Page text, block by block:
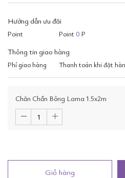
Hướng dẫn ưu đãi
Point Point 0 P
Thông tin giao hàng
Phí giao hàng Thanh toán khi đặt
Chăn Chần Bông Lama 1.5x2m
Giỏ hàng